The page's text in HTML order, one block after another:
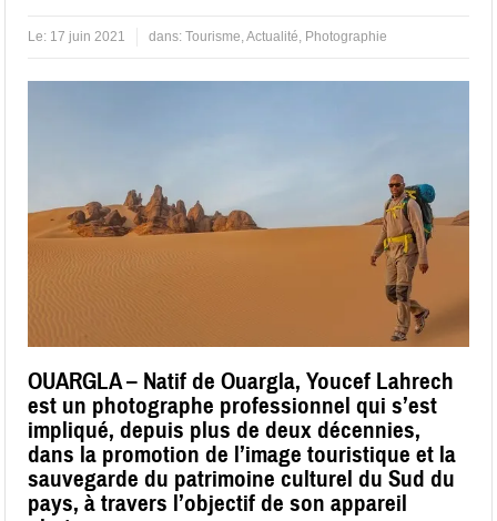
Le: 17 juin 2021 dans:Tourisme,Actualité, Photographie
OUARGLA – Natif de Ouargla, Youcef Lahrech
est un photographe professionnel qui s’est
impliqué, depuis plus de deux décennies,
dans la promotion de l’image touristique et la
sauvegarde du patrimoine culturel du Sud du
pays, à travers l’objectif de son appareil